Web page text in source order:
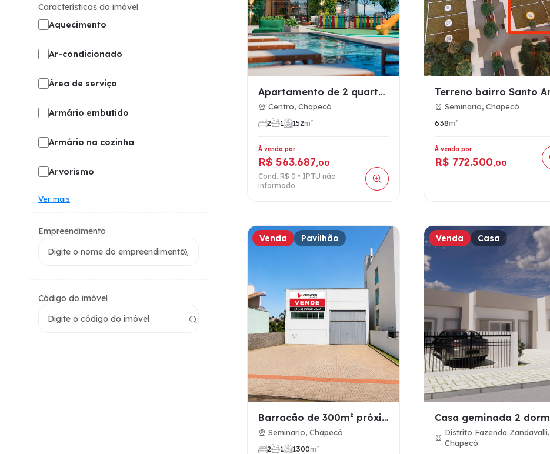
Características do imóvel
Aquecimento
Ar-condicionado
Área de serviço
Armário embutido
Armário na cozinha
Arvorismo
Ver mais
Empreendimento
Código do imóvel
Apartamento de 2 quartos no Centro de Chapecó no Edifício HU…
Centro, Chapecó
2
1 152m²
À venda por
R$ 563.687,00
Cond. R$ 0 • IPTU não
informado
Seminario, Chapecó
638m²
À venda por
R$ 772.500,00
Venda Pavilhão
Barracão de 300m² próximo ao Posto Galli em Chapecó - Analis…
Seminario, Chapecó
2
1 1300m²
Venda Casa
Distrito Fazenda Zandavalli,
Chapecó